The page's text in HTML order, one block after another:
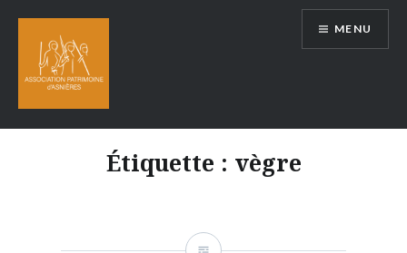
contenu
MENU
Étiquette : vègre